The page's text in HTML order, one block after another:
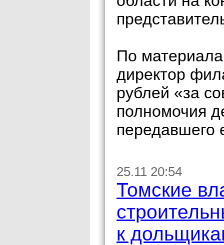
По
директор
рублей «за
полномочия
передавшего
25.11 20:54
Томские
к